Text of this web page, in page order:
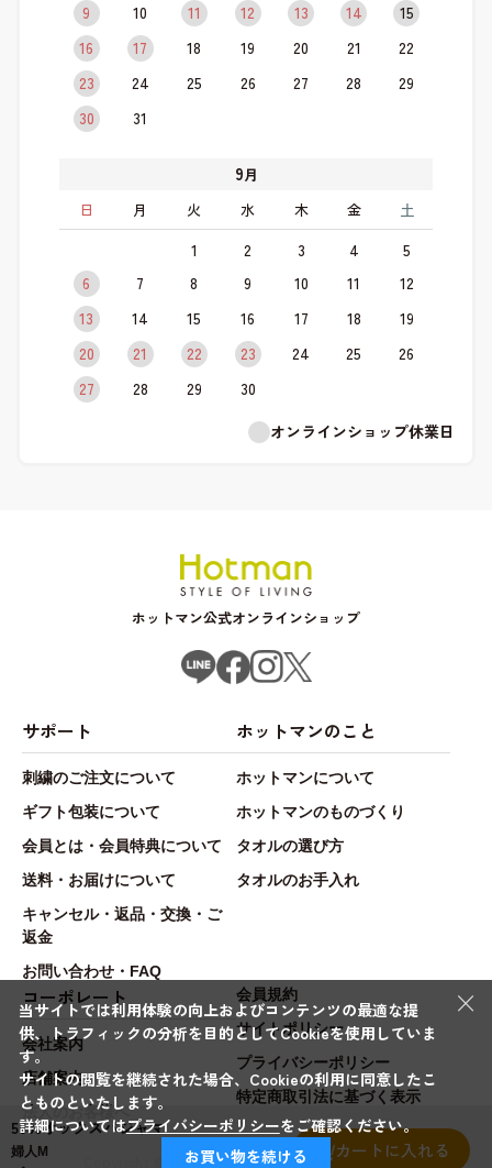
5686オックスパジャマ
婦人M
カートに入れる
9
10 11 12 13 14
15
16
17 18 19 20 21
22
23
24 25 26 27 28
29
30
31
9月
日
月 火 水 木 金 土
1 2 3 4
5
6
7 8 9 10 11
12
13
14 15 16 17 18
19
20
21 22 23 24 25
26
27
28 29
30
オンラインショップ休業日
ホットマン公式オンラインショップ
サポート
刺繍のご注文について
ギフト包装について
会員とは・会員特典について
送料・お届けについて
キャンセル・返品・交換・ご
返金
お問い合わせ・FAQ
ホットマンのこと
ホットマンについて
ホットマンのものづくり
タオルの選び方
タオルのお手入れ
コーポレート
会社案内
店舗案内
法人のお客様へ
会員規約
サイトポリシー
プライバシーポリシー
特定商取引法に基づく表示
Copyright © Hotman.Co.,Ltd. All rights reserved.
×
当サイトでは利用体験の向上およびコンテンツの最適な提
供、トラフィックの分析を目的としてCookieを使用していま
す。
サイトの閲覧を継続された場合、Cookieの利用に同意したこ
とものといたします。
詳細についてはプライバシーポリシーをご確認ください。
お買い物を続ける